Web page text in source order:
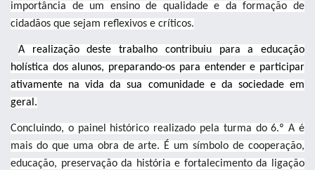
importância de um ensino de qualidade e da formação de
cidadãos que sejam reflexivos e críticos.
A realização deste trabalho contribuiu para a educação
holística dos alunos, preparando-os para entender e participar
ativamente na vida da sua comunidade e da sociedade em
geral.
Concluindo, o painel histórico realizado pela turma do 6.º A é
mais do que uma obra de arte. É um símbolo de cooperação,
educação, preservação da história e fortalecimento da ligação